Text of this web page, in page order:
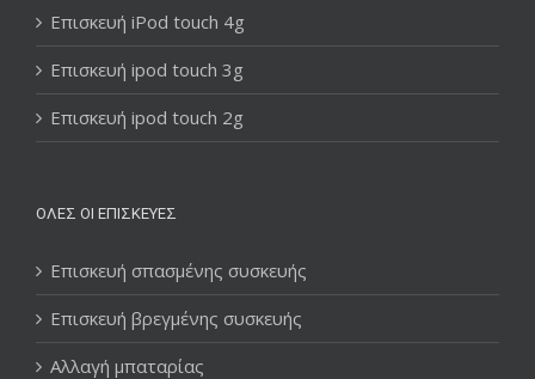
Επισκευή iPod touch 4g
Επισκευή ipod touch 3g
Επισκευή ipod touch 2g
ΌΛΕΣ ΟΙ ΕΠΙΣΚΕΥΈΣ
Επισκευή σπασμένης συσκευής
Επισκευή βρεγμένης συσκευής
Αλλαγή μπαταρίας